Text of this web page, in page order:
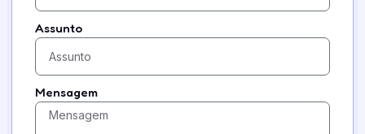
Assunto
Mensagem